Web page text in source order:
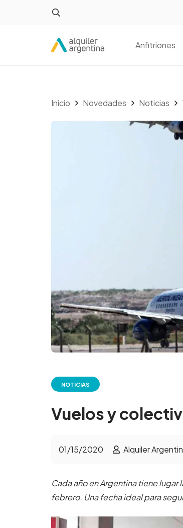
Anfitriones
Inicio Novedades Noticias
NOTICIAS
Vuelos y
01/15/2020 Alquiler
Cada año en Argentina tiene lugar
febrero. Una fecha ideal para